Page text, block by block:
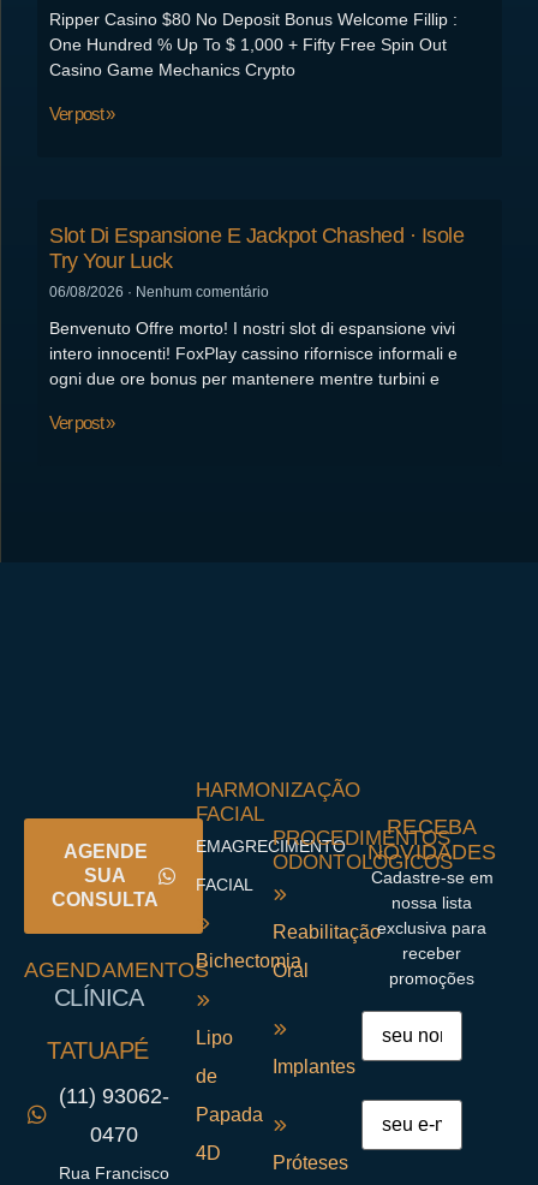
Ripper Casino $80 No Deposit Bonus Welcome Fillip :
One Hundred % Up To $ 1,000 + Fifty Free Spin Out
Casino Game Mechanics Crypto
Ver post »
Slot Di Espansione E Jackpot Chashed · Isole
Try Your Luck
06/08/2026 Nenhum comentário
Benvenuto Offre morto! I nostri slot di espansione vivi
intero innocenti! FoxPlay cassino rifornisce informali e
ogni due ore bonus per mantenere mentre turbini e
Ver post »
AGENDE
SUA
CONSULTA
AGENDAMENTOS
CLÍNICA
TATUAPÉ
(11) 93062-
0470
Rua Francisco
HARMONIZAÇÃO
FACIAL
EMAGRECIMENTO
FACIAL
Bichectomia
Lipo
de
Papada
4D
PROCEDIMENTOS
ODONTOLÓGICOS
Reabilitação
Oral
Implantes
Próteses
RECEBA
NOVIDADES
Cadastre-se em
nossa lista
exclusiva para
receber
promoções